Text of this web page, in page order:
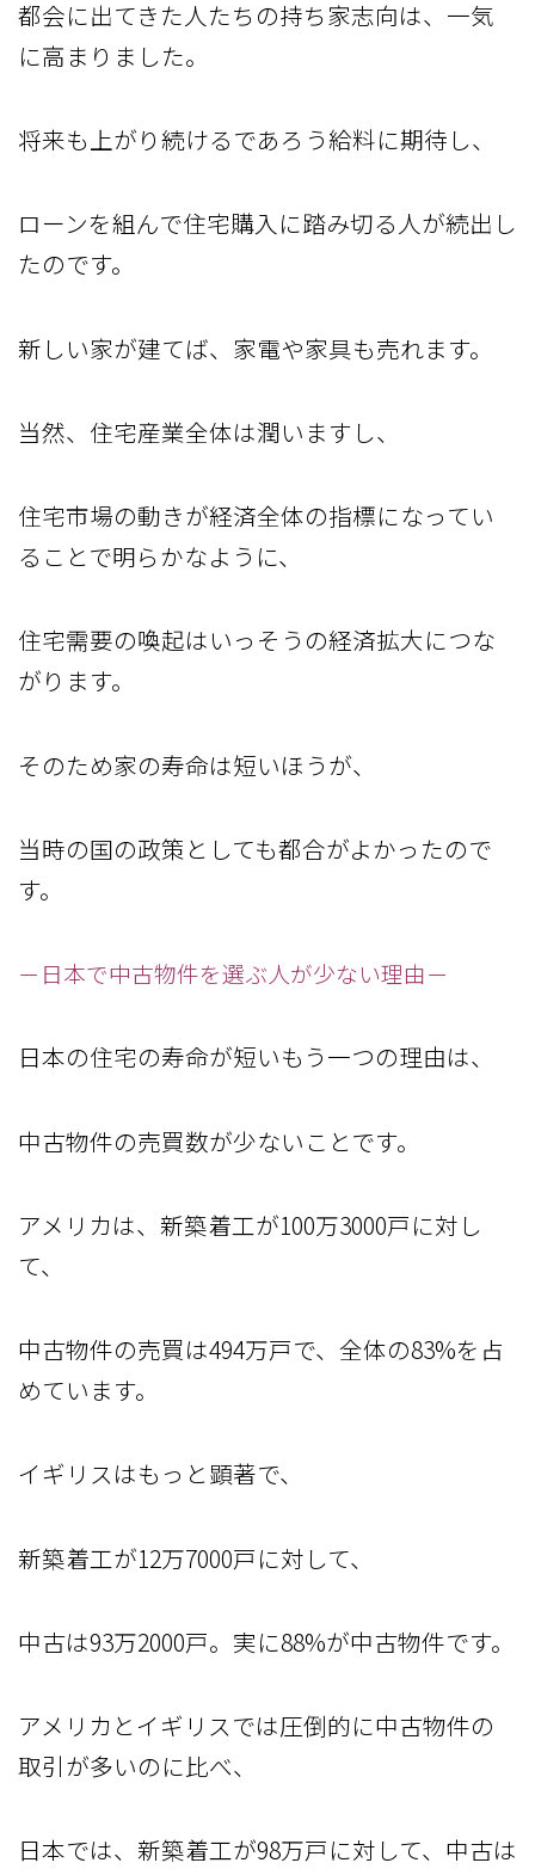
都会に出てきた人たちの持ち家志向は、一気
に高まりました。
将来も上がり続けるであろう給料に期待し、
ローンを組んで住宅購入に踏み切る人が続出し
たのです。
新しい家が建てば、家電や家具も売れます。
当然、住宅産業全体は潤いますし、
住宅市場の動きが経済全体の指標になってい
ることで明らかなように、
住宅需要の喚起はいっそうの経済拡大につな
がります。
そのため家の寿命は短いほうが、
当時の国の政策としても都合がよかったので
す。
－日本で中古物件を選ぶ人が少ない理由－
日本の住宅の寿命が短いもう一つの理由は、
中古物件の売買数が少ないことです。
アメリカは、新築着工が100万3000戸に対し
て、
中古物件の売買は494万戸で、全体の83%を占
めています。
イギリスはもっと顕著で、
新築着工が12万7000戸に対して、
中古は93万2000戸。実に88%が中古物件です。
アメリカとイギリスでは圧倒的に中古物件の
取引が多いのに比べ、
日本では、新築着工が98万戸に対して、中古は